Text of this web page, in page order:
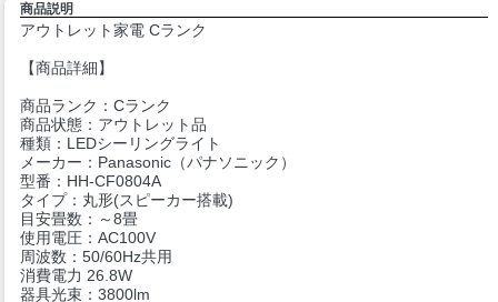
商品説明
アウトレット家電 Cランク
【商品詳細】
商品ランク：Cランク
商品状態：アウトレット品
種類：LEDシーリングライト
メーカー：Panasonic（パナソニック）
型番：HH-CF0804A
タイプ：丸形(スピーカー搭載)
目安畳数：～8畳
使用電圧：AC100V
周波数：50/60Hz共用
消費電力 26.8W
器具光束：3800lm